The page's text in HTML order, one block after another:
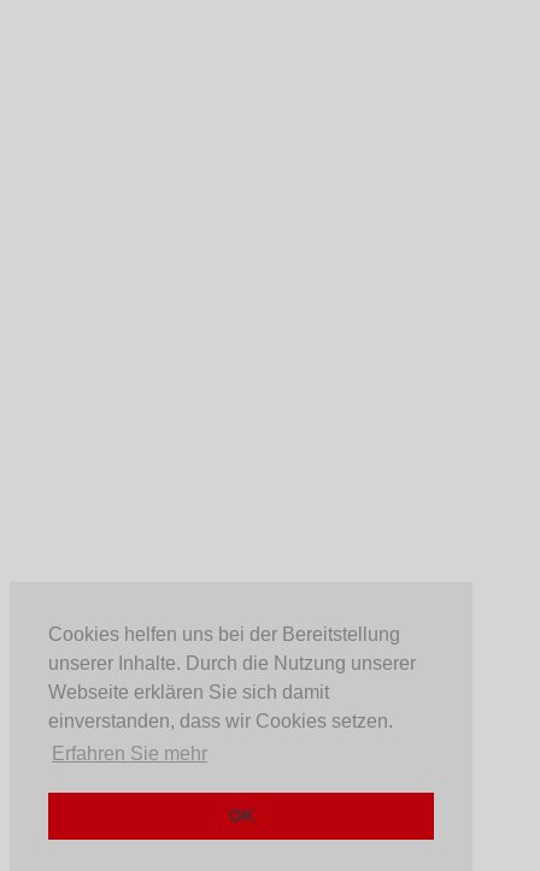
Cookies helfen uns bei der Bereitstellung
unserer Inhalte. Durch die Nutzung unserer
Webseite erklären Sie sich damit
einverstanden, dass wir Cookies setzen.
Erfahren Sie mehr
OK